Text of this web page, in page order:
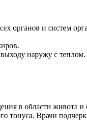
органов и систем
наружу с теплом.
в области живота
Врачи